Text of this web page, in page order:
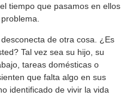
tiempo que pasamos en ellos
de otra cosa. ¿Es
Tal vez sea su hijo, su
tareas domésticas o
que falta algo en sus
identificado de vivir la vida